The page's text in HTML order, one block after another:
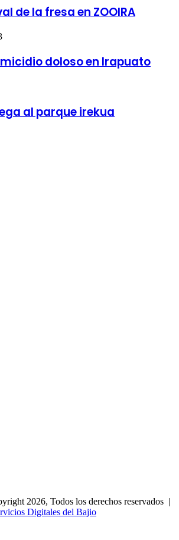
de la fresa en ZOOIRA
doloso en Irapuato
al parque irekua
2026, Todos los derechos reservados |
Digitales del Bajio